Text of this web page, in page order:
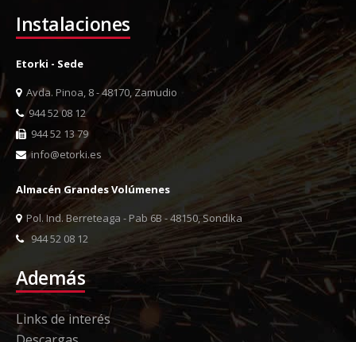
Instalaciones
Etorki - Sede
Avda. Pinoa, 8 - 48170, Zamudio
944 52 08 12
944 52 13 79
info@etorki.es
Almacén Grandes Volúmenes
Pol. Ind. Berreteaga - Pab 6B - 48150, Sondika
944 52 08 12
Además
Links de interés